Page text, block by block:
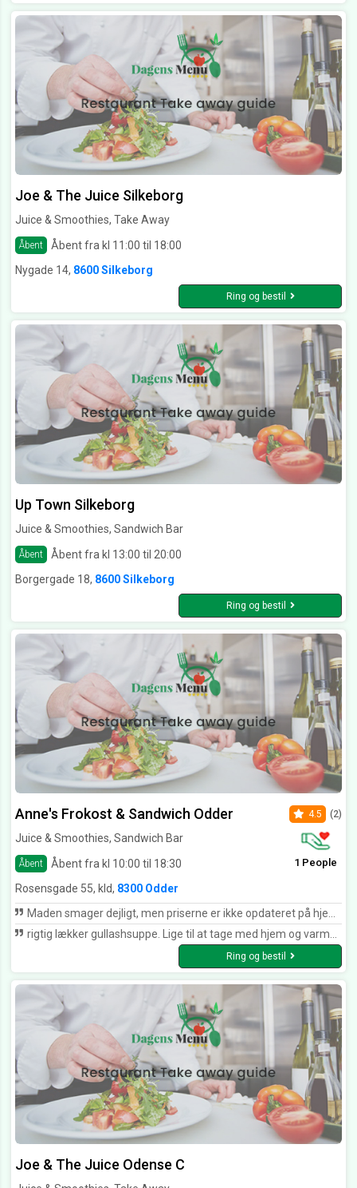
Joe & The Juice Silkeborg
Juice & Smoothies, Take Away
Åbent
Åbent fra kl 11:00 til 18:00
Nygade 14, 8600 Silkeborg
Ring og bestil
Up Town Silkeborg
Juice & Smoothies, Sandwich Bar
Åbent
Åbent fra kl 13:00 til 20:00
Borgergade 18, 8600 Silkeborg
Ring og bestil
Anne's Frokost & Sandwich Odder
Juice & Smoothies, Sandwich Bar
Åbent Åbent fra kl 10:00 til 18:30
4.5 (2)
1 People
Rosensgade 55, kld, 8300 Odder
Maden smager dejligt, men priserne er ikke opdateret på hjemmesiden.
rigtig lækker gullashsuppe. Lige til at tage med hjem og varme. God varm kraftig krydret smag, lige som den skal være.
Ring og bestil
Joe & The Juice Odense C